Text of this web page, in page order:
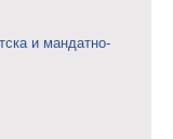
и мандатно-